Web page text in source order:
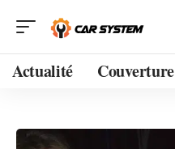
Actualité Couverture